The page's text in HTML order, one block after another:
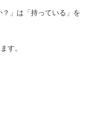
？」は「持っている」を
す。